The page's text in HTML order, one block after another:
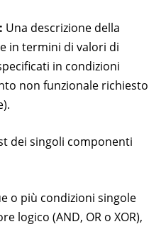
Una descrizione della
in termini di valori di
in condizioni
non funzionale richiesto
dei singoli componenti
o più condizioni singole
logico (AND, OR o XOR),